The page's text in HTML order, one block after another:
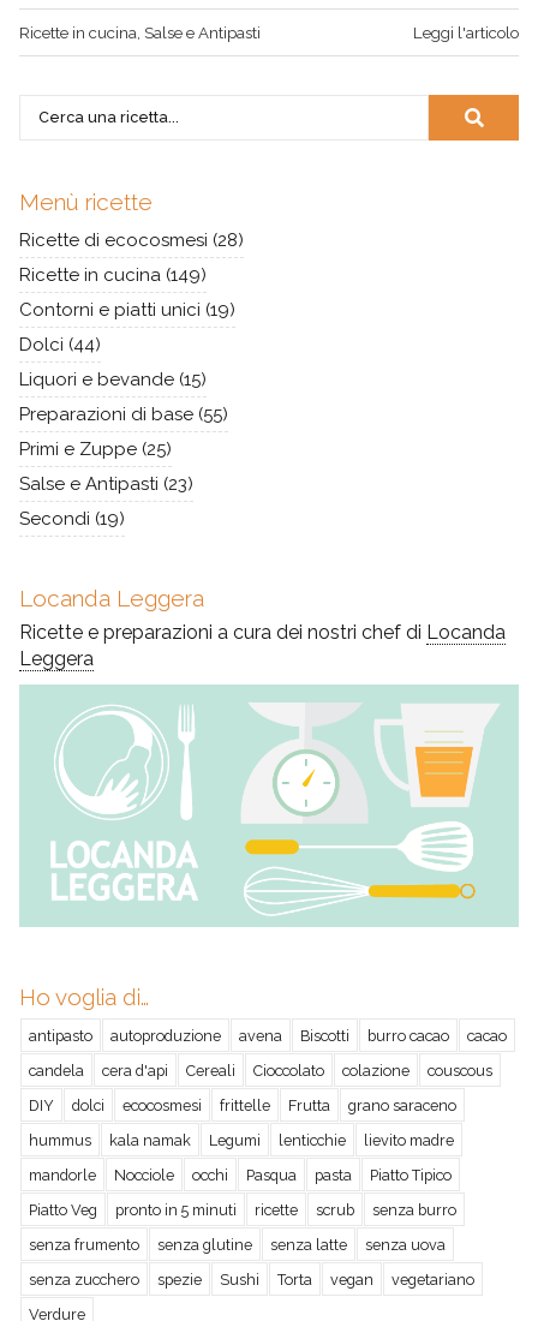
Ricette in cucina Salse e Antipasti Leggi l'articolo
Menù ricette
Ricette di ecocosmesi (28)
Ricette in cucina (149)
Contorni e piatti unici (19)
Dolci (44)
Liquori e bevande (15)
Preparazioni di base (55)
Primi e Zuppe (25)
Salse e Antipasti (23)
Secondi (19)
Locanda Leggera
Ricette e preparazioni a cura dei nostri chef di Locanda
Leggera
Ho voglia di…
antipasto autoproduzione avena Biscotti burro cacao
cacao
candela
cera d'api Cereali Cioccolato colazione
couscous
DIY
dolci ecocosmesi frittelle Frutta
grano saraceno
hummus
kala namak Legumi lenticchie
lievito madre
mandorle
Nocciole occhi Pasqua pasta
Piatto Tipico
Piatto Veg
pronto in 5 minuti ricette scrub
senza burro
senza frumento
senza glutine senza latte
senza uova
senza zucchero
spezie Sushi Torta vegan
vegetariano
Verdure